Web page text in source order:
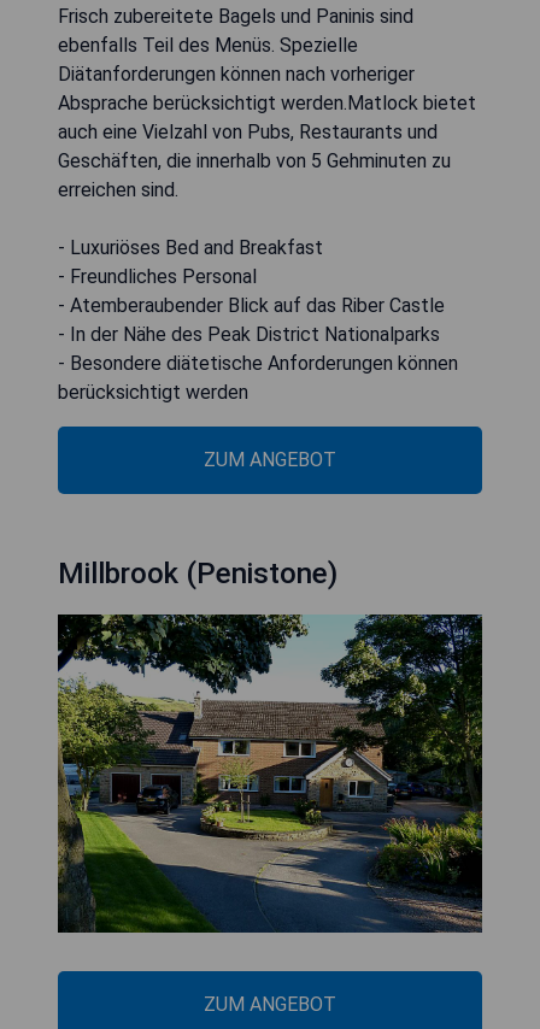
Frisch zubereitete Bagels und Paninis sind
ebenfalls Teil des Menüs. Spezielle
Diätanforderungen können nach vorheriger
Absprache berücksichtigt werden.Matlock bietet
auch eine Vielzahl von Pubs, Restaurants und
Geschäften, die innerhalb von 5 Gehminuten zu
erreichen sind.
- Luxuriöses Bed and Breakfast
- Freundliches Personal
- Atemberaubender Blick auf das Riber Castle
- In der Nähe des Peak District Nationalparks
- Besondere diätetische Anforderungen können
berücksichtigt werden
ZUM ANGEBOT
Millbrook (Penistone)
ZUM ANGEBOT